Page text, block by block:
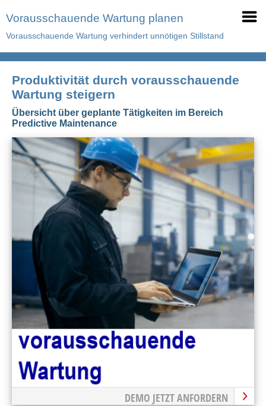
Vorausschauende Wartung planen
Vorausschauende Wartung verhindert unnötigen Stillstand
Produktivität durch vorausschauende
Wartung steigern
Übersicht über geplante Tätigkeiten im Bereich
Predictive Maintenance
DEMO JETZT ANFORDERN